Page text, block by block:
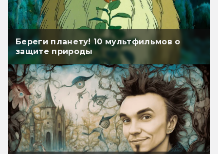
Береги планету! 10 мультфильмов о
защите природы